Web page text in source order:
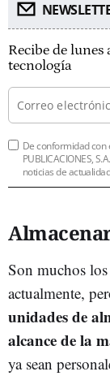
Recibe de lunes
tecnología
De conformidad con
PUBLICACIONES,
noticias de
Son muchos
actualmente,
unidades de
alcance de la
ya sean